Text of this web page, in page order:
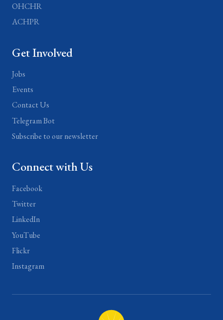
OHCHR
ACHPR
Get Involved
Jobs
Events
Contact Us
Telegram Bot
Subscribe to our newsletter
Connect with Us
Facebook
Twitter
LinkedIn
YouTube
Flickr
Instagram